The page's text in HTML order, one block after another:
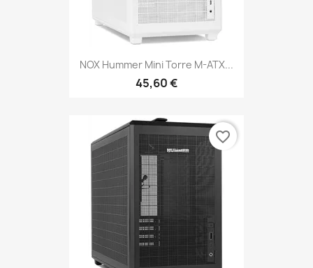
NOX Hummer Mini Torre M-ATX...
45,60 €
favorite_border